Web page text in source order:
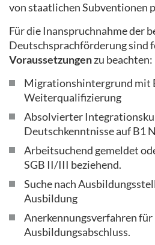
von staatlichen Subventionen
Für die Inanspruchnahme der
Deutschsprachförderung sind
Voraussetzungenzu beachten:
Migrationshintergrund mit
Weiterqualifizierung
Absolvierter
Deutschkenntnisse auf B1
Arbeitsuchend gemeldet
SGB II/III beziehend.
Suche nach
Ausbildung
Anerkennungsverfahren
Ausbildungsabschluss.